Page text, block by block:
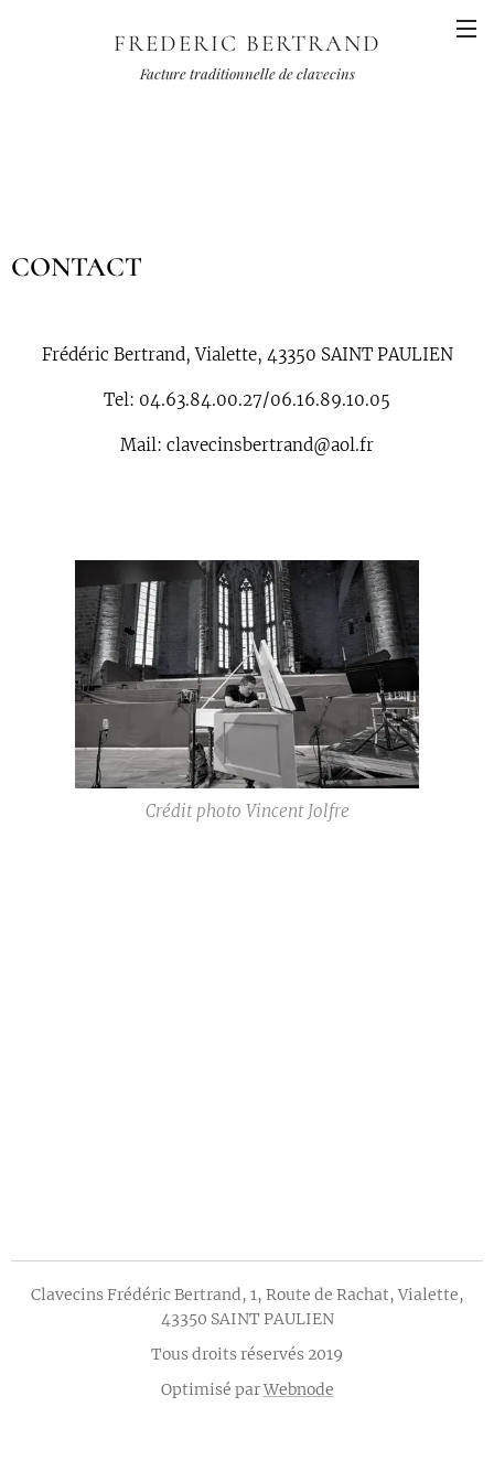
FREDERIC BERTRAND
Facture traditionnelle de clavecins
CONTACT
Frédéric Bertrand, Vialette, 43350 SAINT PAULIEN
Tel: 04.63.84.00.27/06.16.89.10.05
Mail: clavecinsbertrand@aol.fr
Crédit photo Vincent Jolfre
Clavecins Frédéric Bertrand, 1, Route de Rachat, Vialette,
43350 SAINT PAULIEN
Tous droits réservés 2019
Optimisé parWebnode